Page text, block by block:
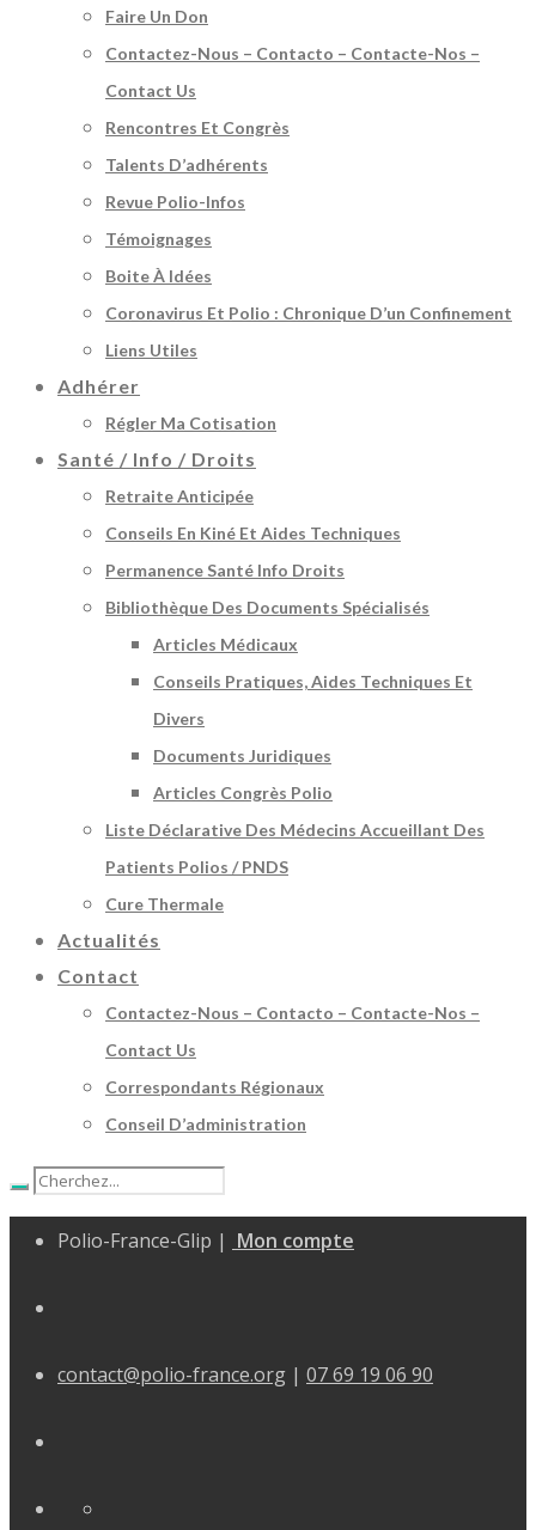
Faire Un Don
Contactez-Nous – Contacto – Contacte-Nos –
Contact Us
Rencontres Et Congrès
Talents D’adhérents
Revue Polio-Infos
Témoignages
Boite À Idées
Coronavirus Et Polio : Chronique D’un Confinement
Liens Utiles
Adhérer
Régler Ma Cotisation
Santé / Info / Droits
Retraite Anticipée
Conseils En Kiné Et Aides Techniques
Permanence Santé Info Droits
Bibliothèque Des Documents Spécialisés
Articles Médicaux
Conseils Pratiques, Aides Techniques Et
Divers
Documents Juridiques
Articles Congrès Polio
Liste Déclarative Des Médecins Accueillant Des
Patients Polios / PNDS
Cure Thermale
Actualités
Contact
Contactez-Nous – Contacto – Contacte-Nos –
Contact Us
Correspondants Régionaux
Conseil D’administration
Polio-France-Glip | Mon compte
contact@polio-france.org | 07 69 19 06 90